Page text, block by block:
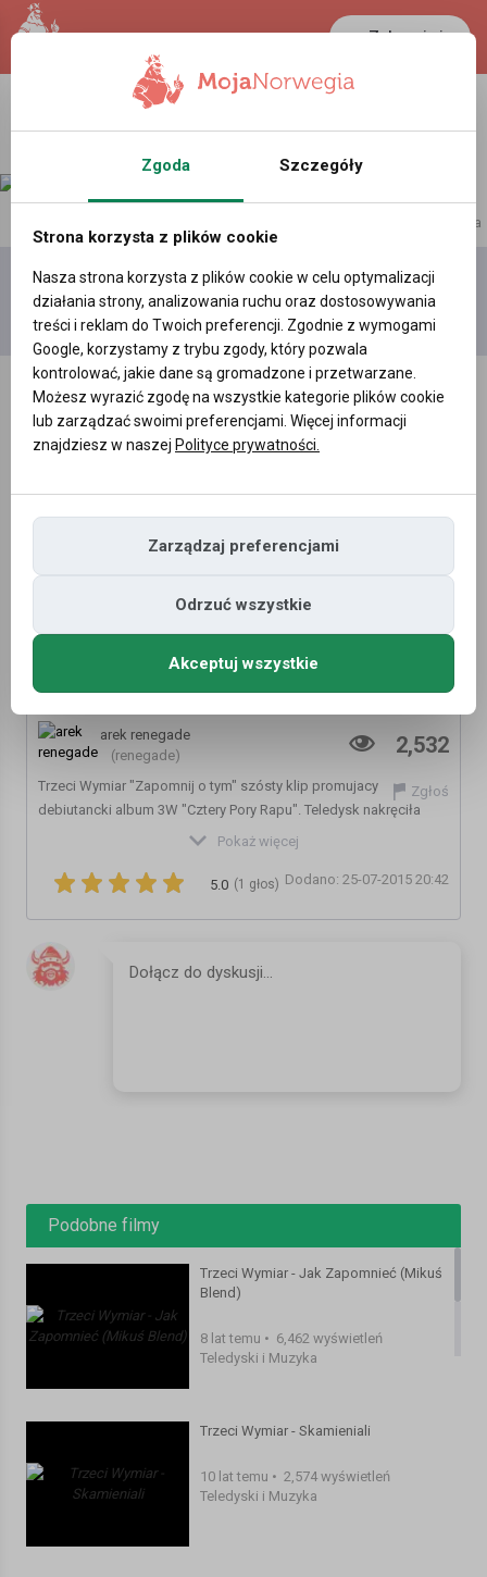
Zaloguj się
reklama
Dodaj
film
Moje
filmy
Wszystkie
Trzeci Wymiar - Zapomnij o tym
arek renegade
(renegade)
2,532
Zgłoś
Trzeci Wymiar "Zapomnij o tym" szósty klip promujacy
debiutancki album 3W "Cztery Pory Rapu". Teledysk nakręciła
Grupa13&RFX. Scenariusz Dariusz Szermanowicz&3W,
SPH, liryka: Szad, Nullo, Pork.
Pokaż więcej
Dodano: 25-07-2015 20:42
(1 głos)
5.0
Podobne filmy
Trzeci Wymiar - Jak Zapomnieć (Mikuś
Blend)
8 lat temu • 6,462 wyświetleń
Teledyski i Muzyka
Trzeci Wymiar - Skamieniali
10 lat temu • 2,574 wyświetleń
Teledyski i Muzyka
Zgoda Szczegóły
Strona korzysta z plików cookie
Nasza strona korzysta z plików cookie w celu optymalizacji
działania strony, analizowania ruchu oraz dostosowywania
treści i reklam do Twoich preferencji. Zgodnie z wymogami
Google, korzystamy z trybu zgody, który pozwala
kontrolować, jakie dane są gromadzone i przetwarzane.
Możesz wyrazić zgodę na wszystkie kategorie plików cookie
lub zarządzać swoimi preferencjami. Więcej informacji
znajdziesz w naszej Polityce prywatności.
Zarządzaj preferencjami
Odrzuć wszystkie
Akceptuj wszystkie